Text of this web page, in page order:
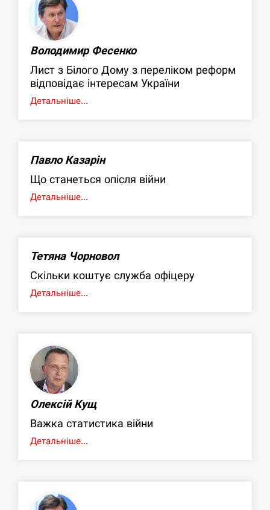
Володимир Фесенко
Лист з Білого Дому з переліком реформ
відповідає інтересам України
Детальніше...
Павло Казарін
Що станеться опісля війни
Детальніше...
Тетяна Чорновол
Скільки коштує служба офіцеру
Детальніше...
Олексій Кущ
Важка статистика війни
Детальніше...